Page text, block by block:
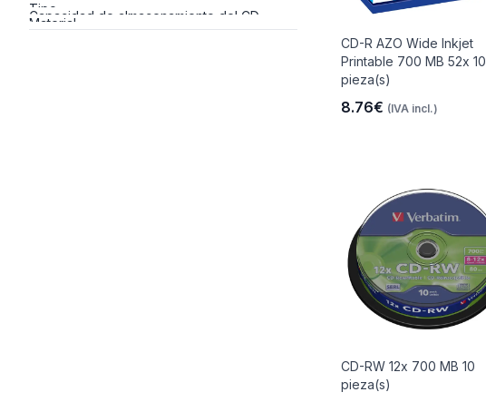
Tipo
Capacidad de almacenamiento del CD
Material
CD-R AZO Wide Inkjet
Printable 700 MB 52x 10
pieza(s)
8.76€ (IVA incl.)
CD-RW 12x 700 MB 10
pieza(s)